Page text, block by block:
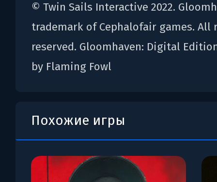
© Twin Sails Interactive 2022.
trademark of Cephalofair games. All
reserved. Gloomhaven: Digital
by Flaming Fowl
Похожие игры